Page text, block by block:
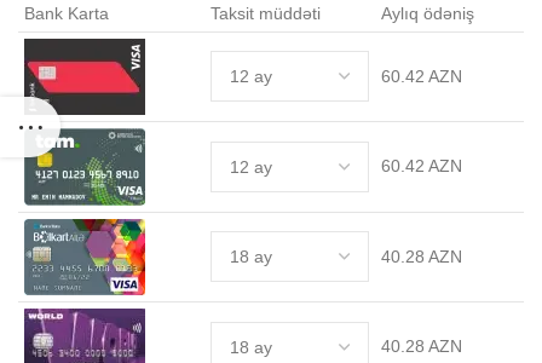
Bank Karta Taksit müddəti Aylıq ödəniş
60.42 AZN
60.42 AZN
40.28 AZN
40.28 AZN